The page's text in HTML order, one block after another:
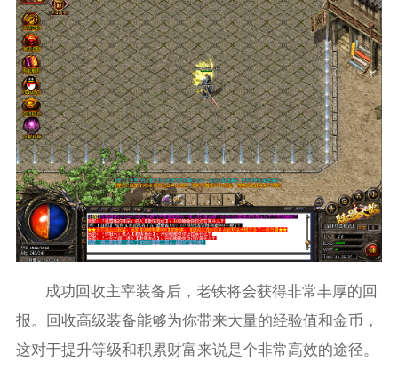
成功回收主宰装备后，老铁将会获得非常丰厚的回
报。回收高级装备能够为你带来大量的经验值和金币，
这对于提升等级和积累财富来说是个非常高效的途径。